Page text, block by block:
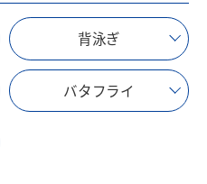
背泳ぎ
バタフライ